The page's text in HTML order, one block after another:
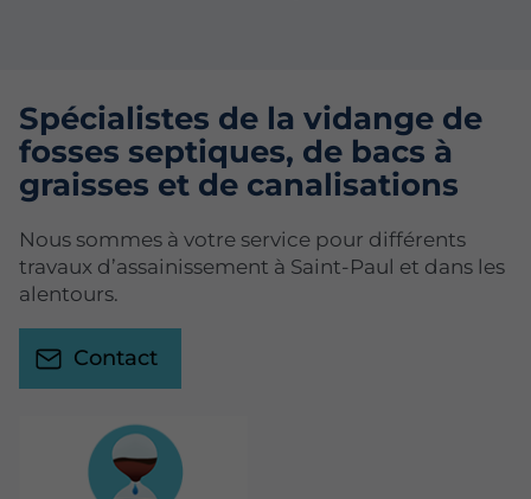
Spécialistes de la vidange de
fosses septiques, de bacs à
graisses et de canalisations
Nous sommes à votre service pour différents
travaux d’assainissement à Saint-Paul et dans les
alentours.
Contact